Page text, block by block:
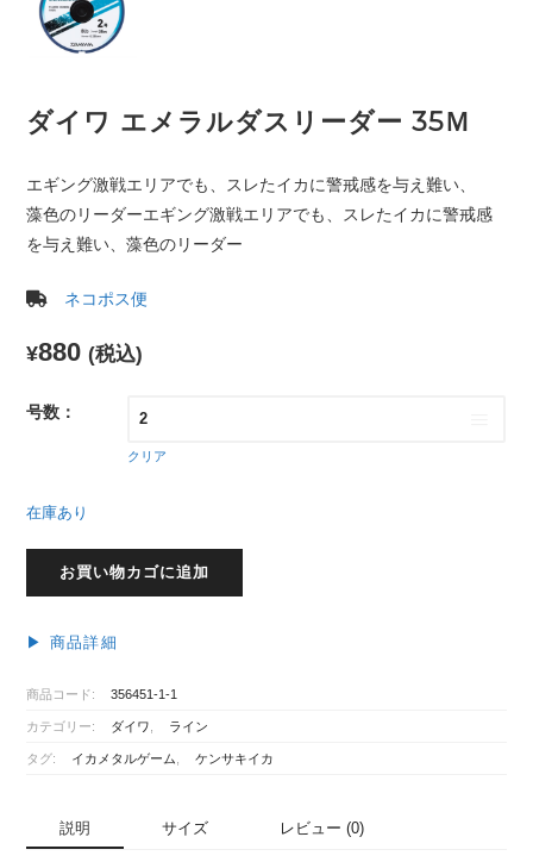
ダイワ エメラルダスリーダー 35Ｍ
エギング激戦エリアでも、スレたイカに警戒感を与え難い、
藻色のリーダーエギング激戦エリアでも、スレたイカに警戒感
を与え難い、藻色のリーダー
ネコポス便
¥880 (税込)
号数：
クリア
在庫あり
エ
ラ
ダ
ス
お買い物カゴに追加
▶︎ 商品詳細
商品コード: 356451-1-1
カテゴリー: ダイワ ライン
タグ: イカメタルゲーム ケンサキイカ
説明 サイズ レビュー (0)